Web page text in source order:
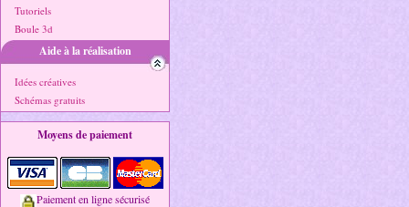
Tutoriels
Boule 3d
Aide à la réalisation
Idées créatives
Schémas gratuits
Moyens de paiement
Paiement en ligne sécurisé